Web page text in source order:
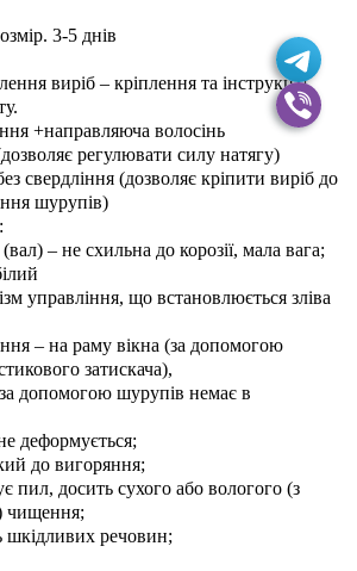
3-5 днiв
виріб – кріплення та інструкція
+направляюча волосінь
регулювати силу натягу)
свердління (дозволяє кріпити виріб до
шурупів)
– не схильна до корозії, мала вага;
управління, що встановлюється зліва
– на раму вікна (за допомогою
затискача),
допомогою шурупів немає в
деформується;
до вигоряння;
пил, досить сухого або вологого (з
чищення;
шкідливих речовин;